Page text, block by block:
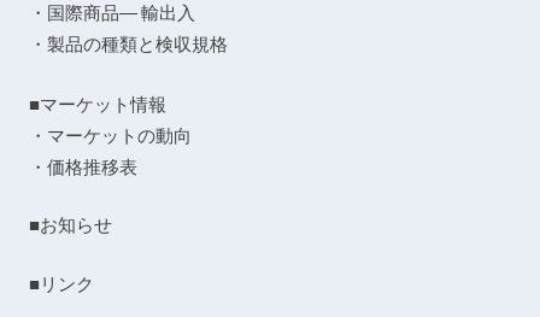
・国際商品― 輸出入
・製品の種類と検収規格
■マーケット情報
・マーケットの動向
・価格推移表
■お知らせ
■リンク